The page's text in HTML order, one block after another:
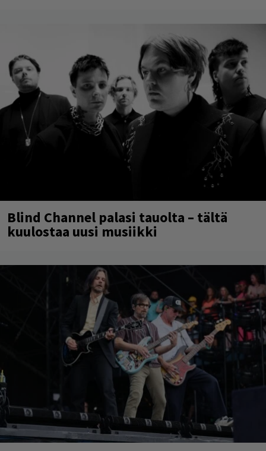
Blind Channel palasi tauolta – tältä
kuulostaa uusi musiikki